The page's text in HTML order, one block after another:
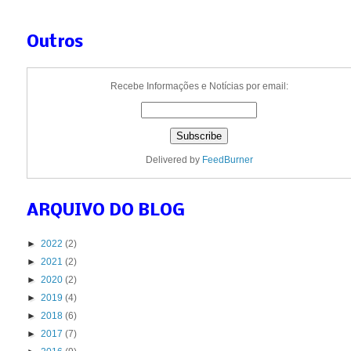
Outros
Recebe Informações e Notícias por email:
Delivered by FeedBurner
ARQUIVO DO BLOG
► 2022 (2)
► 2021 (2)
► 2020 (2)
► 2019 (4)
► 2018 (6)
► 2017 (7)